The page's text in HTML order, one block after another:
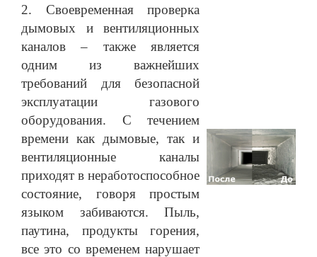
2. Своевременная проверка
дымовых и вентиляционных
каналов – также является
одним из важнейших
требований для безопасной
эксплуатации газового
оборудования. С течением
времени как дымовые, так и
вентиляционные каналы
приходят в неработоспособное
состояние, говоря простым
языком забиваются. Пыль,
паутина, продукты горения,
все это со временем нарушает